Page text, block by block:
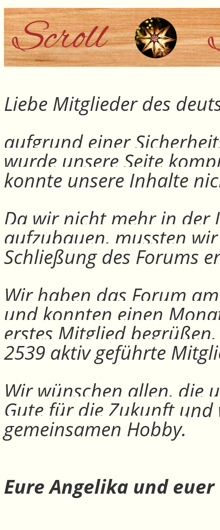
Liebe Mitglieder des
aufgrund einer
wurde unsere Seite
konnte unsere Inhalte
Da wir nicht mehr in der
aufzubauen, mussten
Schließung des Forums
Wir haben das Forum
und konnten einen
erstes Mitglied
2539 aktiv geführte
Wir wünschen allen, die
Gute für die Zukunft
gemeinsamen Hobby.
Eure Angelika und